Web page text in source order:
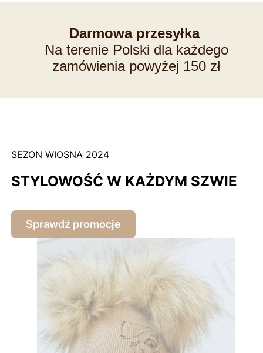
Darmowa przesyłka
Na terenie Polski dla każdego
zamówienia powyżej 150 zł
SEZON WIOSNA 2024
STYLOWOŚĆ W KAŻDYM SZWIE
Sprawdź promocje